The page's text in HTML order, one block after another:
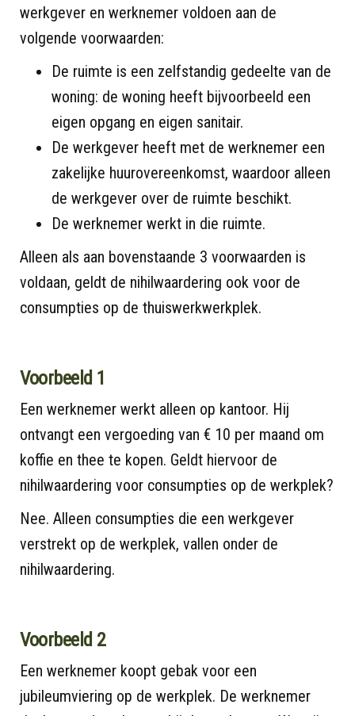
werkgever en werknemer voldoen aan de
volgende voorwaarden:
De ruimte is een zelfstandig gedeelte van de
woning: de woning heeft bijvoorbeeld een
eigen opgang en eigen sanitair.
De werkgever heeft met de werknemer een
zakelijke huurovereenkomst, waardoor alleen
de werkgever over de ruimte beschikt.
De werknemer werkt in die ruimte.
Alleen als aan bovenstaande 3 voorwaarden is
voldaan, geldt de nihilwaardering ook voor de
consumpties op de thuiswerkwerkplek.
Voorbeeld 1
Een werknemer werkt alleen op kantoor. Hij
ontvangt een vergoeding van € 10 per maand om
koffie en thee te kopen. Geldt hiervoor de
nihilwaardering voor consumpties op de werkplek?
Nee. Alleen consumpties die een werkgever
verstrekt op de werkplek, vallen onder de
nihilwaardering.
Voorbeeld 2
Een werknemer koopt gebak voor een
jubileumviering op de werkplek. De werknemer